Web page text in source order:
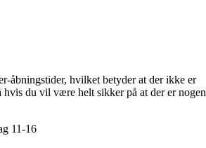
åbningstider, hvilket betyder at der ikke er
hvis du vil være helt sikker på at der er nogen
11-16